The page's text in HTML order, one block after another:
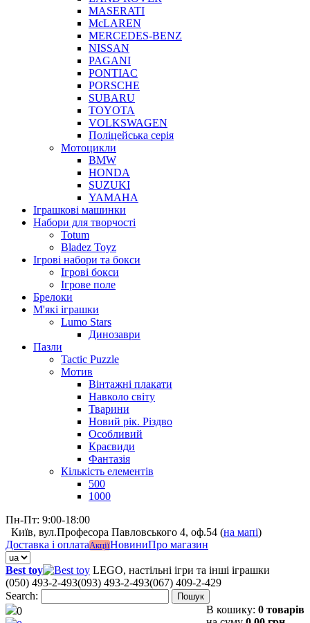
MASERATI
McLAREN
MERCEDES-BENZ
NISSAN
PAGANI
PONTIAC
PORSCHE
SUBARU
TOYOTA
VOLKSWAGEN
Поліцейська серія
Мотоцикли
BMW
HONDA
SUZUKI
YAMAHA
Іграшкові машинки
Набори для творчості
Totum
Bladez Toyz
Ігрові набори та бокси
Ігрові бокси
Ігрове поле
Брелоки
М'які іграшки
Lumo Stars
Динозаври
Пазли
Tactic Puzzle
Мотив
Вінтажні плакати
Навколо світу
Тварини
Новий рік. Різдво
Особливий
Краєвиди
Фантазія
Кількість елементів
500
1000
Пн-Пт: 9:00-18:00
Київ, вул.Професора Павловського 4, оф.54 (на мапі)
Доставка і оплатаАкціїНовиниПро магазин
Best toy
LEGO, настільні ігри та інші іграшки
(050) 493-2-493(093) 493-2-493(067) 409-2-429
Search:
Пошук
0 В кошику: 0 товарів